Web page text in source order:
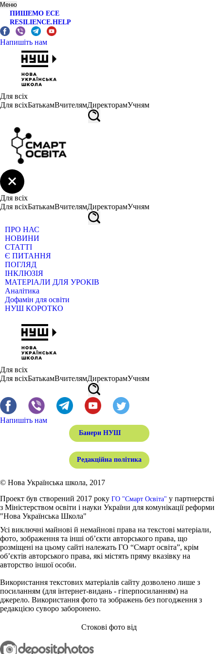
Меню
ПИШЕМО ЕСЕ
RESILIENCE.HELP
Напишіть нам
Для всіх
Для всіхБатькамВчителямДиректорамУчням
Для всіх
Для всіхБатькамВчителямДиректорамУчням
ПРО НАС
НОВИНИ
СТАТТІ
Є ПИТАННЯ
ПОГЛЯД
ІНКЛЮЗІЯ
МАТЕРІАЛИ ДЛЯ УРОКІВ
Аналітика
Дофамін для освіти
НУШ КОРОТКО
Для всіх
Для всіхБатькамВчителямДиректорамУчням
Напишіть нам
Банери НУШ
Редакційна політика
© Нова Українська школа, 2017
Проект був створений 2017 року ГО "Смарт Освіта" у партнерстві
з Міністерством освіти і науки України для комунікації реформи
"Нова Українська Школа"
Усі виключні майнові й немайнові права на текстові матеріали,
фото, зображення та інші об’єкти авторського права, що
розміщені на цьому сайті належать ГО “Смарт освіта”, крім
об’єктів авторського права, які містять пряму вказівку на
авторство іншої особи.
Використання текстових матеріалів сайту дозволено лише з
посиланням (для інтернет-видань - гіперпосиланням) на
джерело. Використання фото та зображень без погодження з
редакцією суворо заборонено.
Стокові фото від